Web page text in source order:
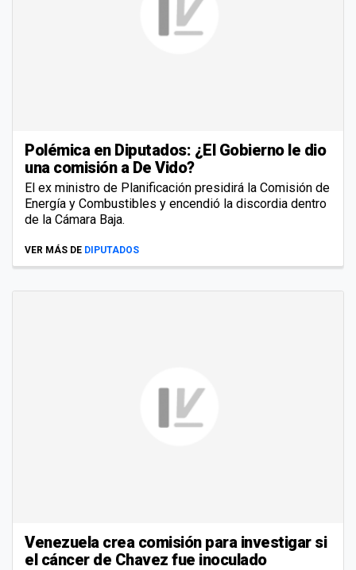
Polémica en Diputados: ¿El Gobierno le dio
una comisión a De Vido?
El ex ministro de Planificación presidirá la Comisión de
Energía y Combustibles y encendió la discordia dentro
de la Cámara Baja.
VER MÁS DE DIPUTADOS
Venezuela crea comisión para investigar si
el cáncer de Chavez fue inoculado